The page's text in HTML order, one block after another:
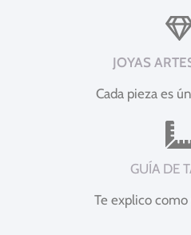
JOYAS
Cada pieza es
GUÍA DE
Te explico